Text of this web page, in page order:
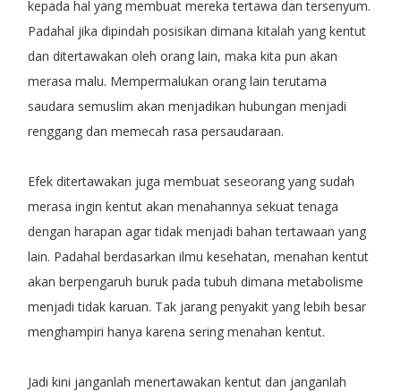
kepada hal yang membuat mereka tertawa dan tersenyum.
Padahal jika dipindah posisikan dimana kitalah yang kentut
dan ditertawakan oleh orang lain, maka kita pun akan
merasa malu. Mempermalukan orang lain terutama
saudara semuslim akan menjadikan hubungan menjadi
renggang dan memecah rasa persaudaraan.
Efek ditertawakan juga membuat seseorang yang sudah
merasa ingin kentut akan menahannya sekuat tenaga
dengan harapan agar tidak menjadi bahan tertawaan yang
lain. Padahal berdasarkan ilmu kesehatan, menahan kentut
akan berpengaruh buruk pada tubuh dimana metabolisme
menjadi tidak karuan. Tak jarang penyakit yang lebih besar
menghampiri hanya karena sering menahan kentut.
Jadi kini janganlah menertawakan kentut dan janganlah